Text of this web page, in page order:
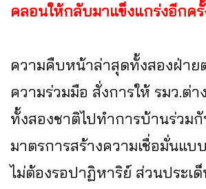
คลอนให้กลับมาแข็งแกร่งอีกค
ความคืบหน้าล่าสุดทั้งสองฝ่าย
ความร่วมมือ สั่งการให้ รมว.ต่า
ทั้งสองชาติไปทำการบ้านร่วม
มาตรการสร้างความเชื่อมั่นแบ
ไม่ต้องรอปาฏิหาริย์ ส่วนประเ